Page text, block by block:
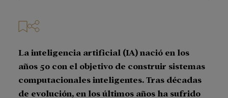
La inteligencia artificial (IA) nació en los
años 50 con el objetivo de construir sistemas
computacionales inteligentes. Tras décadas
de evolución, en los últimos años ha sufrido